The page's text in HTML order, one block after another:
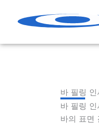
로
바 필링 인
바 필링
바의 표면